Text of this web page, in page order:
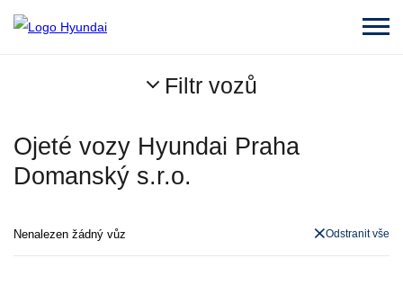
Filtr vozů
Ojeté vozy Hyundai Praha
Domanský s.r.o.
Nenalezen žádný vůz Odstranit vše